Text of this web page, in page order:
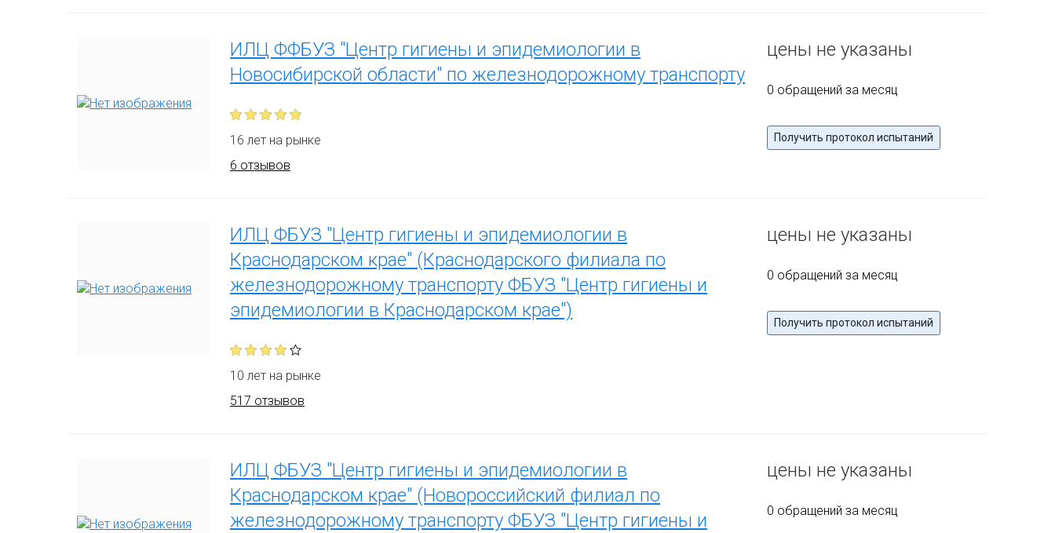
ИЛЦ ФФБУЗ "Центр гигиены и эпидемиологии в
Новосибирской области" по железнодорожному транспорту
16 лет на рынке
6 отзывов
цены не указаны
0 обращений за месяц
Получить протокол испытаний
ИЛЦ ФБУЗ "Центр гигиены и эпидемиологии в
Краснодарском крае" (Краснодарского филиала по
железнодорожному транспорту ФБУЗ "Центр гигиены и
эпидемиологии в Краснодарском крае")
10 лет на рынке
517 отзывов
цены не указаны
0 обращений за месяц
Получить протокол испытаний
ИЛЦ ФБУЗ "Центр гигиены и эпидемиологии в
Краснодарском крае" (Новороссийский филиал по
железнодорожному транспорту ФБУЗ "Центр гигиены и
цены не указаны
0 обращений за месяц